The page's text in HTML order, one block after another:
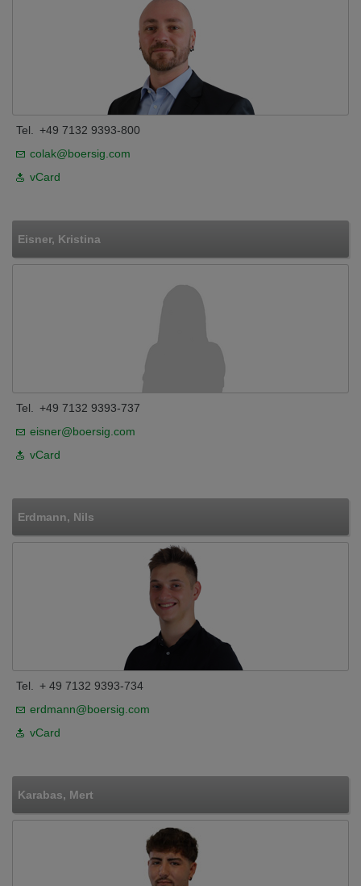
Tel.
+49 7132 9393-800
colak@boersig.com
vCard
Eisner, Kristina
Tel.
+49 7132 9393-737
eisner@boersig.com
vCard
Erdmann, Nils
Tel.
+ 49 7132 9393-734
erdmann@boersig.com
vCard
Karabas, Mert